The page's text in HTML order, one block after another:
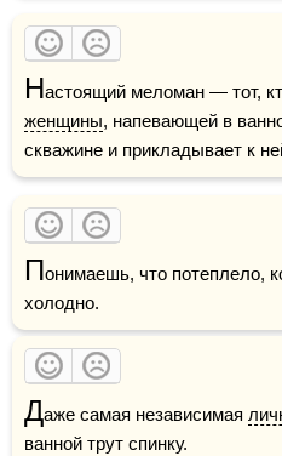
Настоящий меломан — тот,
женщины, напевающей в
скважине и прикладывает к
Понимаешь, что потеплело,
холодно.
Даже самая независимая
ванной трут спинку.